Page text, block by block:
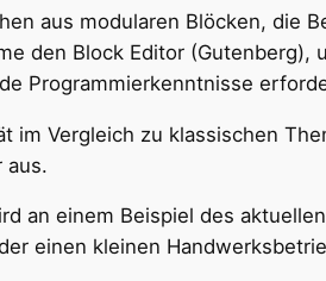
aus modularen Blöcken, die
den Block Editor
Programmierkenntnisse
im Vergleich zu klassischen
aus.
an einem Beispiel des
einen kleinen